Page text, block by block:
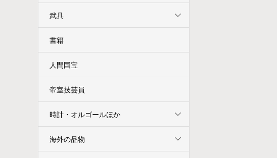
武具
書籍
人間国宝
帝室技芸員
時計・オルゴールほか
海外の品物